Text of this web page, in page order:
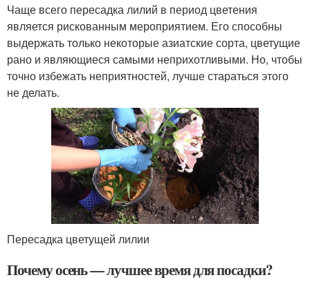
Чаще всего пересадка лилий в период цветения
является рискованным мероприятием. Его способны
выдержать только некоторые азиатские сорта, цветущие
рано и являющиеся самыми неприхотливыми. Но, чтобы
точно избежать неприятностей, лучше стараться этого
не делать.
Пересадка цветущей лилии
Почему осень — лучшее время для посадки?